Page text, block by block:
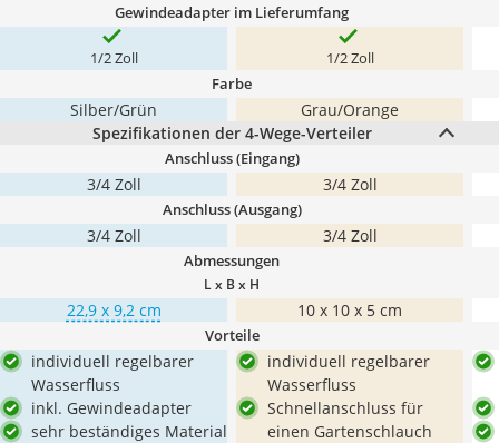
Gewindeadapter im Lieferumfang
1/2 Zoll 1/2 Zoll
Farbe
Silber/Grün
Grau/Orange
Spezifikationen der 4-Wege-Verteiler
Anschluss (Eingang)
3/4 Zoll 3/4 Zoll
Anschluss (Ausgang)
3/4 Zoll 3/4 Zoll
Abmessungen
L x B x H
22,9 x 9,2 cm 10 x 10 x 5 cm
Vorteile
individuell regelbarer
Wasserfluss
inkl. Gewindeadapter
sehr beständiges Material
individuell regelbarer
Wasserfluss
Schnellanschluss für
einen Gartenschlauch